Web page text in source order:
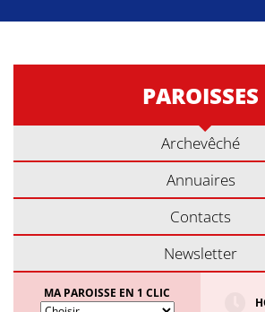
PAROISSES
Archevêché
Annuaires
Contacts
Newsletter
MA PAROISSE EN 1 CLIC